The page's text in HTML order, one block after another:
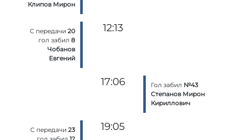
Клипов Мирон
С передачи20
гол забил8
Чобанов
Евгений
12:13
17:06 Гол забил №43
Степанов Мирон
Кириллович
С передачи23
19:05